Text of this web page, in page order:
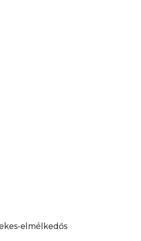
elmélkedős